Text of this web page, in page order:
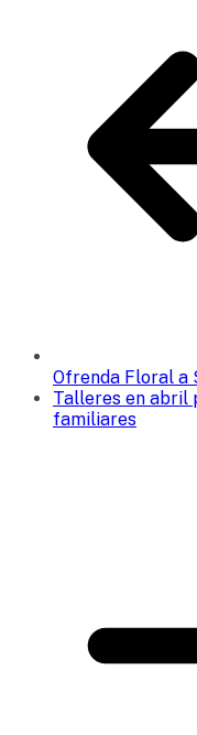
Ofrenda Floral a
Talleres en abril
familiares